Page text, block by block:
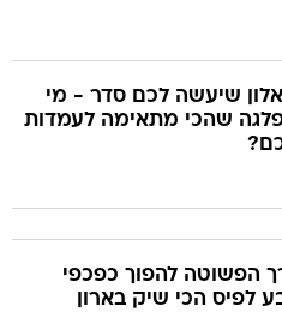
שיעשה לכם סדר - מי
שהכי מתאימה לעמדות
הפשוטה להפוך כפכפי
לפיס הכי שיק בארון